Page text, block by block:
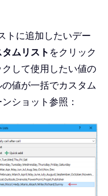
トに追加したいデー
タムリスト をクリック
して使用したい値の
値が一括でカスタム
ショット参照：